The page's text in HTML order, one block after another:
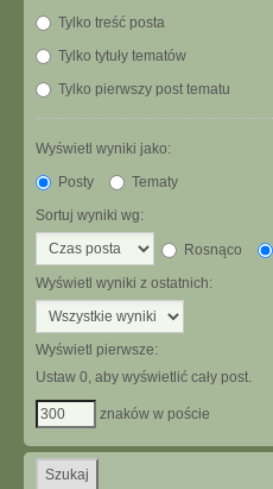
Tylko treść posta
Tylko tytuły tematów
Tylko pierwszy post tematu
Wyświetl wyniki jako:
Posty
Tematy
Sortuj wyniki wg:
Rosnąco
Wyświetl wyniki z ostatnich:
Wyświetl pierwsze:
Ustaw 0, aby wyświetlić cały post.
znaków w poście